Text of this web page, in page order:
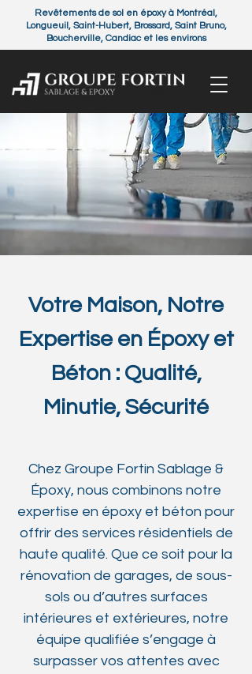
Revêtements de sol en époxy à Montréal,
Longueuil, Saint-Hubert, Brossard, Saint Bruno,
Boucherville, Candiac et les environs
Votre Maison, Notre
Expertise en Époxy et
Béton : Qualité,
Minutie, Sécurité
Chez Groupe Fortin Sablage &
Époxy, nous combinons notre
expertise en époxy et béton pour
offrir des services résidentiels de
haute qualité. Que ce soit pour la
rénovation de garages, de sous-
sols ou d’autres surfaces
intérieures et extérieures, notre
équipe qualifiée s’engage à
surpasser vos attentes avec